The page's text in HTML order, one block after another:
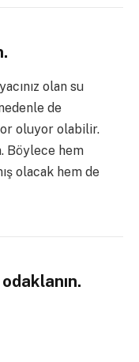
olan su
de
oluyor olabilir.
Böylece hem
olacak hem de